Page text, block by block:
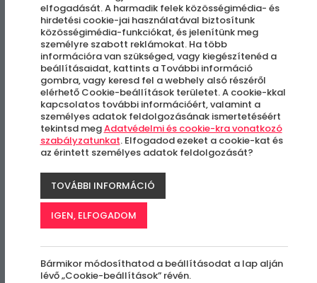
Fürdőben | Hétköznap
Budapest, I. kerület
elfogadását. A harmadik felek közösségimédia- és
hirdetési cookie-jai használatával biztosítunk
közösségimédia-funkciókat, és jelenítünk meg
személyre szabott reklámokat. Ha több
információra van szükséged, vagy kiegészítenéd a
beállításaidat, kattints a További információ
gombra, vagy keresd fel a webhely alsó részéről
elérhető Cookie-beállítások területet. A cookie-kkal
kapcsolatos további információért, valamint a
személyes adatok feldolgozásának ismertetéséért
tekintsd megAdatvédelmi és cookie-kra vonatkozó
szabályzatunkat. Elfogadod ezeket a cookie-kat és
az érintett személyes adatok feldolgozását?
TOVÁBBI INFORMÁCIÓ
IGEN, ELFOGADOM
Bármikor módosíthatod a beállításodat a lap alján
lévő „Cookie-beállítások” révén.